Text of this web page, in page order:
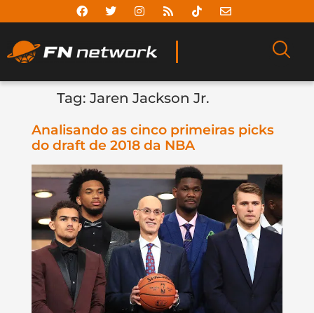
Tag: Jaren Jackson Jr.
Analisando as cinco primeiras picks
do draft de 2018 da NBA